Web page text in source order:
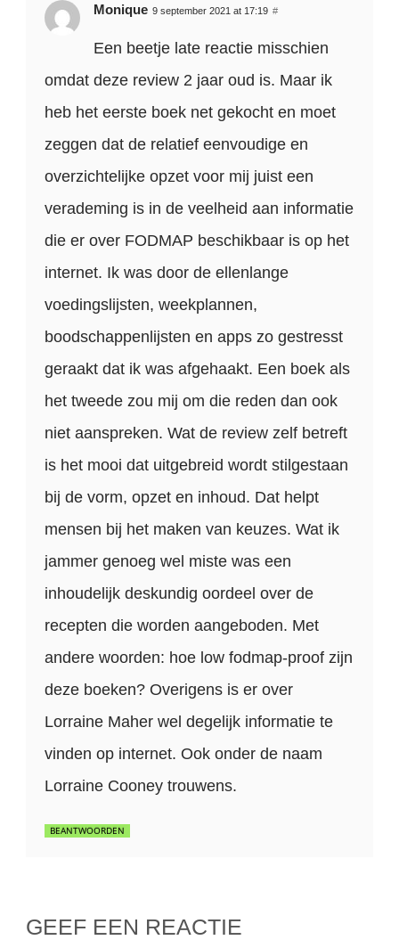
Monique 9 september 2021 at 17:19 #
Een beetje late reactie misschien
omdat deze review 2 jaar oud is. Maar ik
heb het eerste boek net gekocht en moet
zeggen dat de relatief eenvoudige en
overzichtelijke opzet voor mij juist een
verademing is in de veelheid aan informatie
die er over FODMAP beschikbaar is op het
internet. Ik was door de ellenlange
voedingslijsten, weekplannen,
boodschappenlijsten en apps zo gestresst
geraakt dat ik was afgehaakt. Een boek als
het tweede zou mij om die reden dan ook
niet aanspreken. Wat de review zelf betreft
is het mooi dat uitgebreid wordt stilgestaan
bij de vorm, opzet en inhoud. Dat helpt
mensen bij het maken van keuzes. Wat ik
jammer genoeg wel miste was een
inhoudelijk deskundig oordeel over de
recepten die worden aangeboden. Met
andere woorden: hoe low fodmap-proof zijn
deze boeken? Overigens is er over
Lorraine Maher wel degelijk informatie te
vinden op internet. Ook onder de naam
Lorraine Cooney trouwens.
BEANTWOORDEN
GEEF EEN REACTIE